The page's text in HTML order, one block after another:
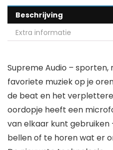
Beschrijving
Extra informatie
Supreme Audio –
favoriete muziek op je
de beat en het
oordopje heeft een
van elkaar kunt gebruiken
bellen of te horen wat er